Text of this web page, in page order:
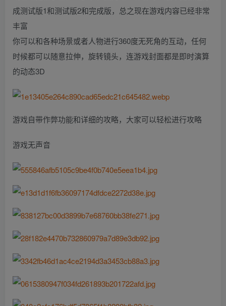
成测试版1和测试版2和完成版，总之现在游戏内容已经非常
丰富
你可以和各种场景或者人物进行360度无死角的互动，任何
时候都可以随意拉伸，旋转镜头，连游戏封面都是即时演算
的动态3D
游戏自带作弊功能和详细的攻略，大家可以轻松进行攻略
游戏无声音